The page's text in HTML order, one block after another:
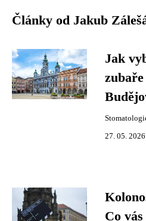
Články od Jakub
Jak
27. 05. 2026
Co